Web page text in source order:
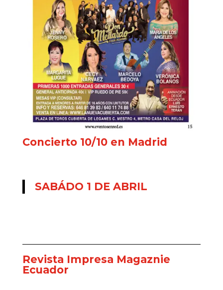
Concierto 10/10 en Madrid
SABÁDO 1 DE ABRIL
Revista Impresa Magaznie
Ecuador